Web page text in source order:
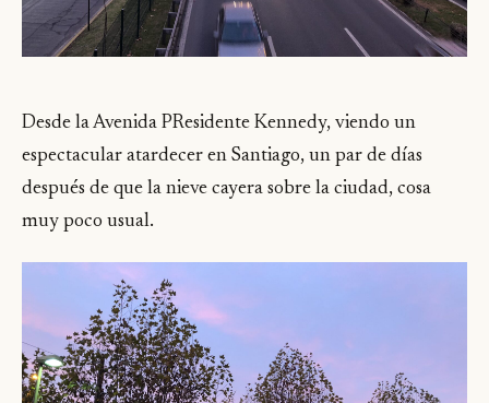
Desde la Avenida PResidente Kennedy, viendo un
espectacular atardecer en Santiago, un par de días
después de que la nieve cayera sobre la ciudad, cosa
muy poco usual.